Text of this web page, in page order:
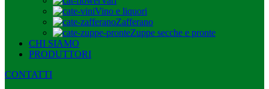
Vino e liquori
Zafferano
Zuppe secche e pronte
CHI SIAMO
PRODUTTORI
CONTATTI